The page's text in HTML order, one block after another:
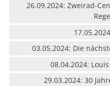
26.09.2024: Zweirad-
03.05.2024: Die
08.04.2024:
29.03.2024: 30